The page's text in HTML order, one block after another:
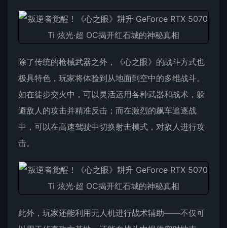
除了传统的枪械武器之外，《心之眼》的战斗方式也
极具特色，玩家将体验到从地面到空中的多维战斗。
如在徒步交火中，可以灵活运用各种武器和战术，躲
避敌人的攻击并精准反击；而在激烈的飙车追逐战
中，可以在高速驾驶中切换射击模式，对敌人进行攻
击。
此外，玩家还能利用无人机进行战术辅助——不仅可